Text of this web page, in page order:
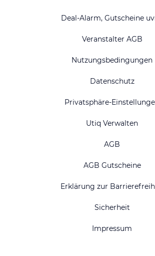
Deal-Alarm, Gutscheine
Veranstalter AGB
Nutzungsbedingungen
Datenschutz
Privatsphäre-
Utiq Verwalten
AGB
AGB Gutscheine
Erklärung zur
Sicherheit
Impressum